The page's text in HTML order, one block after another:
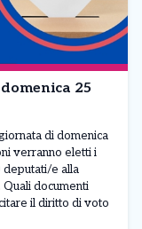
25
di domenica
verranno eletti i
deputati/e alla
documenti
il diritto di voto